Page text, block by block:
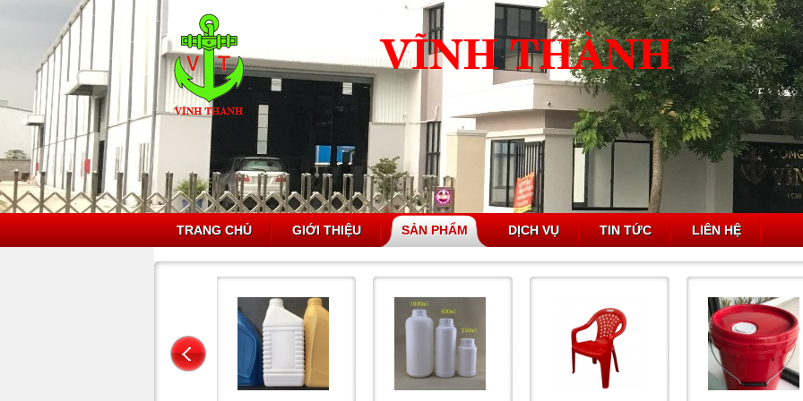
TRANG CHỦ GIỚI THIỆU SẢN PHẨM DỊCH VỤ TIN TỨC LIÊN HỆ